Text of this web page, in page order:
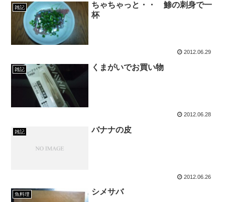
雑記
ちゃちゃっと・・ 鯵の刺身で一
杯
2012.06.29
雑記 くまがいでお買い物
2012.06.28
雑記 バナナの皮
2012.06.26
魚料理 シメサバ